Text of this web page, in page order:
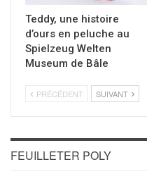
Teddy, une histoire
d’ours en peluche au
Spielzeug Welten
Museum de Bâle
PRÉCÉDENT SUIVANT
FEUILLETER POLY